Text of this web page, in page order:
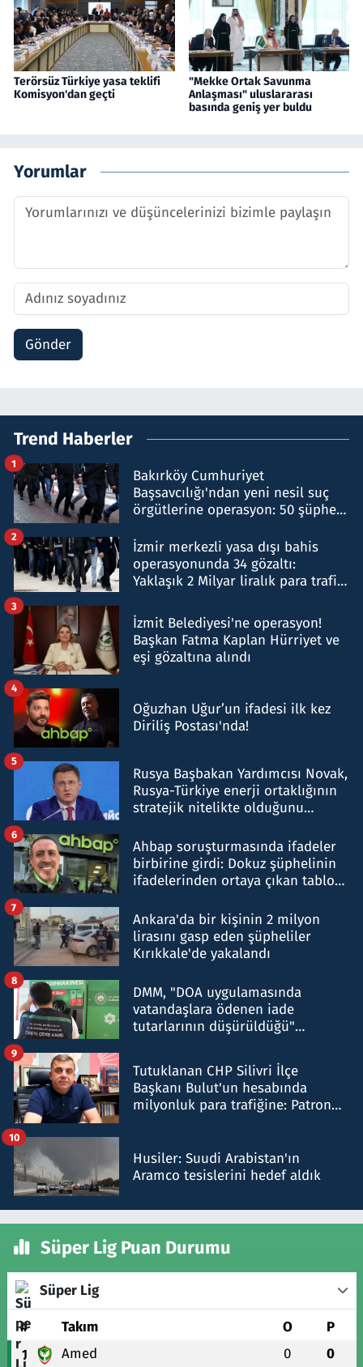
Terörsüz Türkiye yasa teklifi
Komisyon'dan geçti
"Mekke Ortak Savunma
Anlaşması" uluslararası
basında geniş yer buldu
Yorumlar
Gönder
Trend Haberler
Bakırköy Cumhuriyet
Başsavcılığı'ndan yeni nesil suç
örgütlerine operasyon: 50 şüpheli
1
İzmir merkezli yasa dışı bahis
operasyonunda 34 gözaltı:
Yaklaşık 2 Milyar liralık para trafiği
2
İzmit Belediyesi'ne operasyon!
Başkan Fatma Kaplan Hürriyet ve
eşi gözaltına alındı
3
Oğuzhan Uğur’un ifadesi ilk kez
Diriliş Postası'nda!
4
Rusya Başbakan Yardımcısı Novak,
Rusya-Türkiye enerji ortaklığının
stratejik nitelikte olduğunu
5
Ahbap soruşturmasında ifadeler
birbirine girdi: Dokuz şüphelinin
ifadelerinden ortaya çıkan tablo
6
Ankara'da bir kişinin 2 milyon
lirasını gasp eden şüpheliler
Kırıkkale'de yakalandı
7
DMM, "DOA uygulamasında
vatandaşlara ödenen iade
tutarlarının düşürüldüğü"
8
Tutuklanan CHP Silivri İlçe
Başkanı Bulut'un hesabında
milyonluk para trafiğine: Patron
9
Husiler: Suudi Arabistan'ın
Aramco tesislerini hedef aldık
10
Süper Lig Puan Durumu
Süper Lig
# Takım O P
1 Amed 0 0